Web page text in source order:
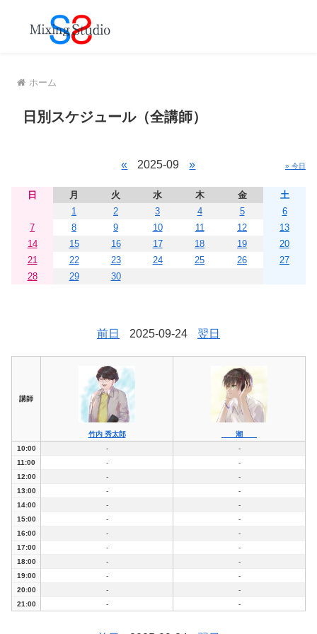
ホーム
日別スケジュール（全講師）
« 2025-09 » » 今日
日 月 火 水 木 金
土
1
2 3 4 5
6
7
8 9 10 11 12
13
14
15 16 17 18 19
20
21
22 23 24 25 26
27
28
29 30
前日 2025-09-24 翌日
講師
竹内 秀太郎
潮
10:00
-
-
11:00
-
-
12:00
-
-
13:00
-
-
14:00
-
-
15:00
-
-
16:00
-
-
17:00
-
-
18:00
-
-
19:00
-
-
20:00
-
-
21:00
- -